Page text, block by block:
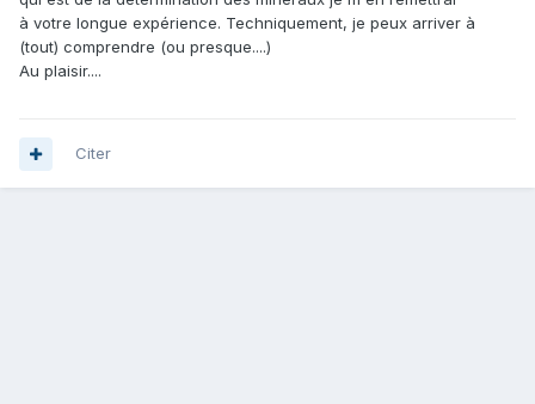
à votre longue expérience. Techniquement, je peux arriver à
(tout) comprendre (ou presque....)
Au plaisir....
Citer